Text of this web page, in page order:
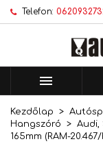
Telefon:

Kezdőlap
Hangszóró
Audi,
165mm (RAM-20.467/
Új lista
Kívánságlista
történő